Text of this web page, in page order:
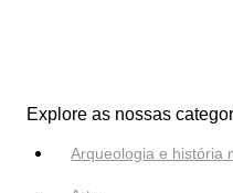
Explore as nossas
Arqueologia e história